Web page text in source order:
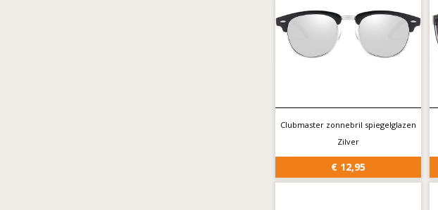
Clubmaster zonnebril spiegelglazen
Zilver
€ 12,95